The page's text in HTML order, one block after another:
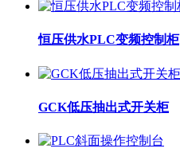
恒压供水PLC变频控制柜
GCK低压抽出式开关柜